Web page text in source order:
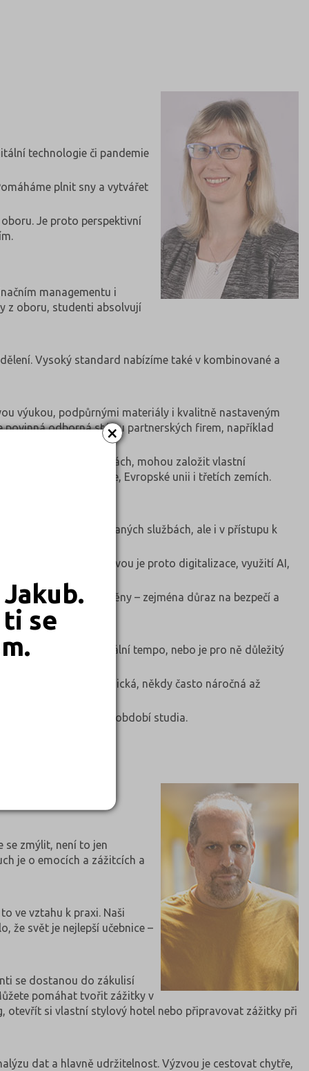
×
ti se
technologie či pandemie
plnit sny a vytvářet
Je proto perspektivní
managementu i
z oboru, studenti absolvují
Vysoký standard nabízíme také v kombinované a
výukou, podpůrnými materiály i kvalitně nastaveným
odborná stáž u partnerských firem, například
pracovníků ve firmách, mohou založit vlastní
to v České republice, Evropské unii i třetích zemích.
– nejen v poskytovaných službách, ale i v přístupu k
stres. Velkou výzvou je proto digitalizace, využití AI,
některé změny – zejména důraz na bezpečí a
preferují individuální tempo, nebo je pro ně důležitý
i výzvy, je dynamická, někdy často náročná až
obor volím.
náročnějších období studia.
se zmýlit, není to jen
je o emocích a zážitcích a
ve vztahu k praxi. Naši
že svět je nejlepší učebnice –
se dostanou do zákulisí
pomáhat tvořit zážitky v
otevřít si vlastní stylový hotel nebo připravovat zážitky při
dat a hlavně udržitelnost. Výzvou je cestovat chytře,